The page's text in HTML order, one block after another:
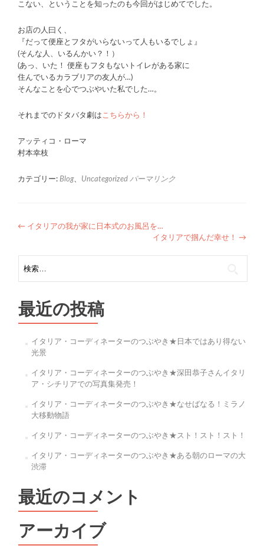
こない、ということを知ったのも今回がはじめてでした。
お店の人曰く、
『だって便座とフタがいらないって人もいるでしょ』
(そんな人、いるんかい？！）
(あっ、いた！ 便座もフタもないトイレがある家に
住んでいるカラブリアの友人が…)
そんなことを心でつぶやいた私でした…。
それまでのドタバタ劇はこちらから！
アッティコ・ローマ
村本幸枝
カテゴリー: Blog、 Uncategorized パーマリンク
投
稿
ナ
ゲ
シ
ョ
← イタリアの我が家に日本式のお風呂を…
イタリアで掴んだ幸せ！ →
索:
最近の投稿
イタリア・コーディネーターのつぶやき★日本ではあり得ない
光景
イタリア・コーディネーターのつぶやき★深田恭子さんイタリ
ア・シチリアでの写真集発売！
イタリア・コーディネーターのつぶやき★なせばなる！ミラノ
大移動物語
イタリア・コーディネーターのつぶやき★スト！スト！スト！
イタリア・コーディネーターのつぶやき★ある朝のローマの大
渋滞
最近のコメント
アーカイブ